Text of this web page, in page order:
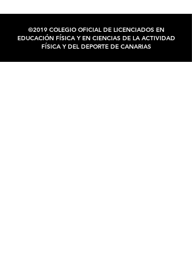
©2019 COLEGIO OFICIAL DE LICENCIADOS EN
EDUCACIÓN FÍSICA Y EN CIENCIAS DE LA ACTIVIDAD
FÍSICA Y DEL DEPORTE DE CANARIAS